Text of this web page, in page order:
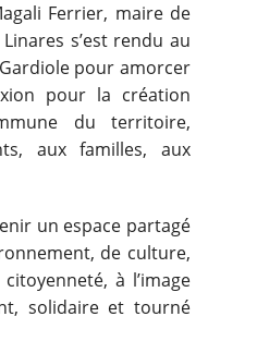
Ferrier, maire de
s’est rendu au
pour amorcer
pour la création
du territoire,
aux familles, aux
un espace partagé
de culture,
à l’image
solidaire et tourné